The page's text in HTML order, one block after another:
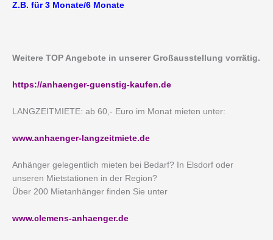
Z.B. für 3 Monate/6 Monate
Weitere TOP Angebote in unserer Großausstellung vorrätig.
https://anhaenger-guenstig-kaufen.de
LANGZEITMIETE: ab 60,- Euro im Monat mieten unter:
www.anhaenger-langzeitmiete.de
Anhänger gelegentlich mieten bei Bedarf? In Elsdorf oder
unseren Mietstationen in der Region?
Über 200 Mietanhänger finden Sie unter
www.clemens-anhaenger.de